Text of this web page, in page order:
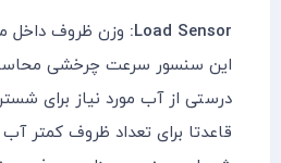
Load Sensor: وزن ظروف داخل
این سنسور سرعت چرخشی
درستی از آب مورد نیاز برای
قاعدتا برای تعداد ظروف کمتر